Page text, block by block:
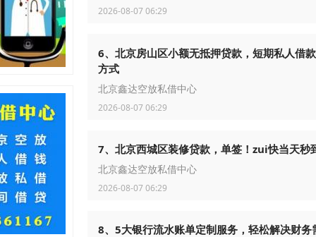
2026-08-07 06:29
6、北京房山区小额无抵押贷款，短期私人借
方式
北京鑫达空放私借中心
2026-08-07 06:29
7、北京西城区装修贷款，单签！zui快当天秒
北京鑫达空放私借中心
2026-08-07 06:29
8、5大银行流水账单定制服务，轻松解决财务